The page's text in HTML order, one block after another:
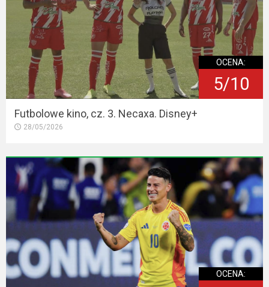
OCENA:
5/10
Futbolowe kino, cz. 3. Necaxa. Disney+
28/05/2026
OCENA: